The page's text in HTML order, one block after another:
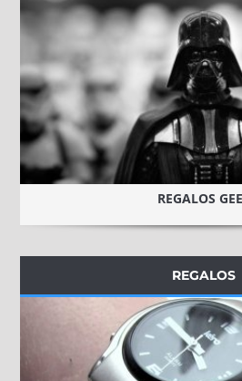
REGALOS
REGALOS